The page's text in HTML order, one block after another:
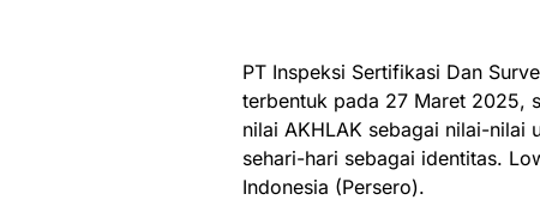
PT Inspeksi Sertifikasi Dan
terbentuk pada 27 Maret 2025,
nilai AKHLAK sebagai nilai-nilai
sehari-hari sebagai identitas.
Indonesia (Persero).